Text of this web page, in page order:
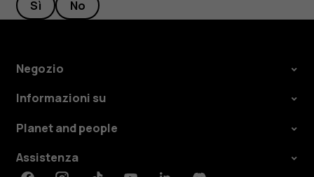
Sì No
Negozio
Informazioni su
Planet and people
Assistenza